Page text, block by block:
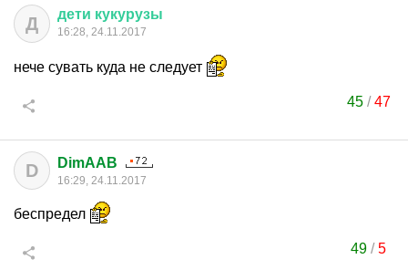
Д дети кукурузы
16:28, 24.11.2017
нече сувать куда не следует
45/47
D DimAAB
16:29, 24.11.2017
беспредел
49 /5